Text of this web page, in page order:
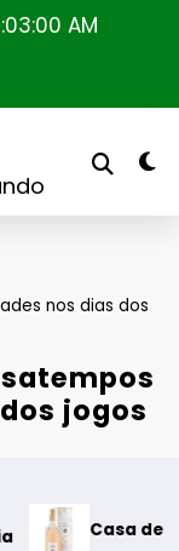
AM
nos dias dos
jogos
de Santar